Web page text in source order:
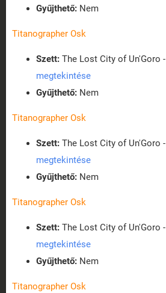
Gyűjthető: Nem
Titanographer Osk
Szett: The Lost City of Un'Goro -
megtekintése
Gyűjthető: Nem
Titanographer Osk
Szett: The Lost City of Un'Goro -
megtekintése
Gyűjthető: Nem
Titanographer Osk
Szett: The Lost City of Un'Goro -
megtekintése
Gyűjthető: Nem
Titanographer Osk